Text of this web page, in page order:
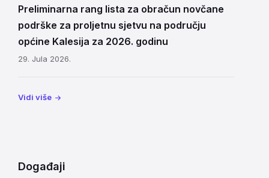
Preliminarna rang lista za obračun novčane
podrške za proljetnu sjetvu na području
općine Kalesija za 2026. godinu
29. Jula 2026.
Vidi više
Događaji